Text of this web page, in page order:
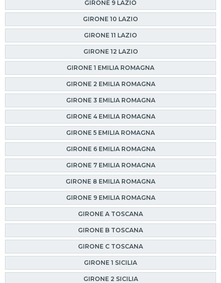
GIRONE 9 LAZIO
GIRONE 10 LAZIO
GIRONE 11 LAZIO
GIRONE 12 LAZIO
GIRONE 1 EMILIA ROMAGNA
GIRONE 2 EMILIA ROMAGNA
GIRONE 3 EMILIA ROMAGNA
GIRONE 4 EMILIA ROMAGNA
GIRONE 5 EMILIA ROMAGNA
GIRONE 6 EMILIA ROMAGNA
GIRONE 7 EMILIA ROMAGNA
GIRONE 8 EMILIA ROMAGNA
GIRONE 9 EMILIA ROMAGNA
GIRONE A TOSCANA
GIRONE B TOSCANA
GIRONE C TOSCANA
GIRONE 1 SICILIA
GIRONE 2 SICILIA